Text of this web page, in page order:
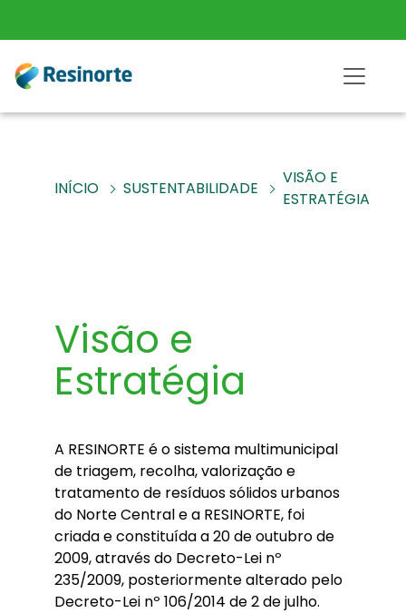
INÍCIO SUSTENTABILIDADE
VISÃO E
ESTRATÉGIA
Visão e
Estratégia
A RESINORTE é o sistema multimunicipal
de triagem, recolha, valorização e
tratamento de resíduos sólidos urbanos
do Norte Central e a RESINORTE, foi
criada e constituída a 20 de outubro de
2009, através do Decreto-Lei nº
235/2009, posteriormente alterado pelo
Decreto-Lei nº 106/2014 de 2 de julho.